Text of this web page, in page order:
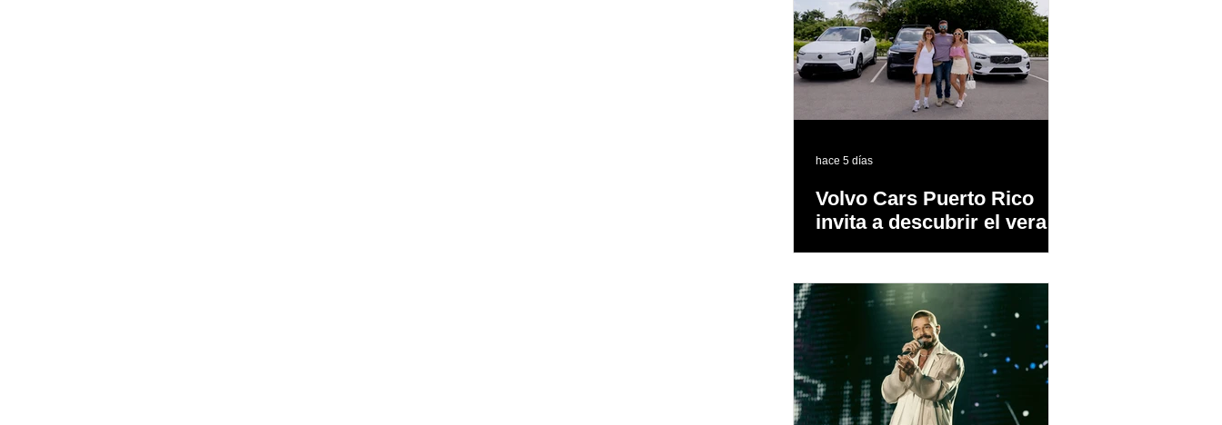
Volvo Cars Puerto Rico
invita a descubrir el verano
hace 5 días